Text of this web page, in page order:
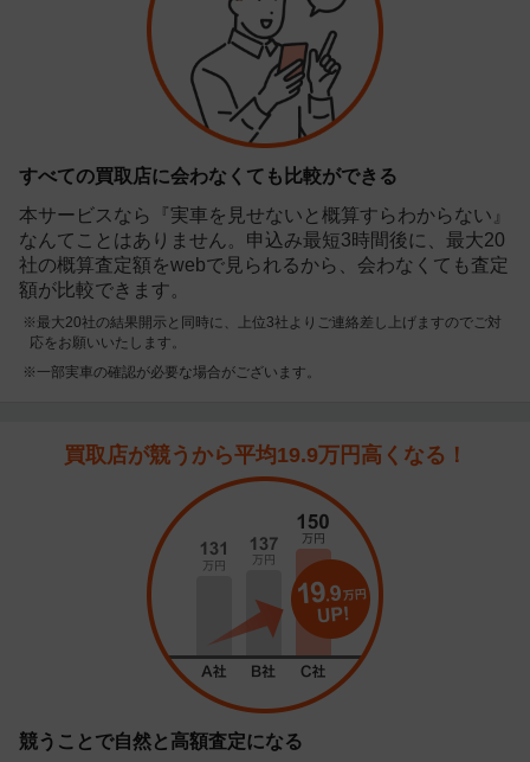
すべての買取店に会わなくても比較ができる
本サービスなら『実車を見せないと概算すらわからない』
なんてことはありません。申込み最短3時間後に、最大20
社の概算査定額をwebで見られるから、会わなくても査定
額が比較できます。
※最大20社の結果開示と同時に、上位3社よりご連絡差し上げますのでご対
応をお願いいたします。
※一部実車の確認が必要な場合がございます。
買取店が競うから平均19.9万円高くなる！
競うことで自然と高額査定になる